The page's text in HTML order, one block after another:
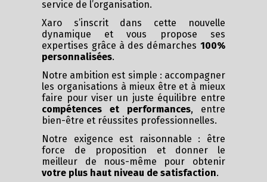
service de l’organisation.
Xaro s’inscrit dans cette nouvelle
dynamique et vous propose ses
expertises grâce à des démarches 100%
personnalisées.
Notre ambition est simple : accompagner
les organisations à mieux être et à mieux
faire pour viser un juste équilibre entre
compétences et performances, entre
bien-être et réussites professionnelles.
Notre exigence est raisonnable : être
force de proposition et donner le
meilleur de nous-même pour obtenir
votre plus haut niveau de satisfaction.